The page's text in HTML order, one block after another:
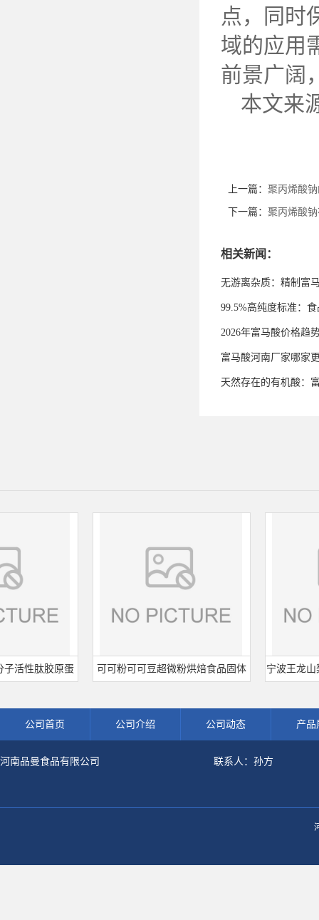
点，同时
域的应用
前景广阔
本文来
上一篇： 聚丙烯酸
下一篇： 聚丙烯酸
相关新闻：
无游离杂质：精制富
99.5%高纯度标准：
2026年富马酸价格趋
富马酸河南厂家哪家
天然存在的有机酸：
肽胶原蛋 可可粉可可豆超微粉烘焙食品固体 宁波王龙山梨酸
公司首页 公司介绍 公司动态 产品
河南品曼食品有限公司 联系人：孙方